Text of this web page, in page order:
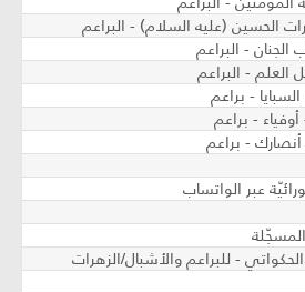
الحسين (عليه السلام) - البراعم
- البراعم
- البراعم
- براعم
- براعم
- براعم
عبر الواتساب
- للبراعم والأشبال/الزهرات